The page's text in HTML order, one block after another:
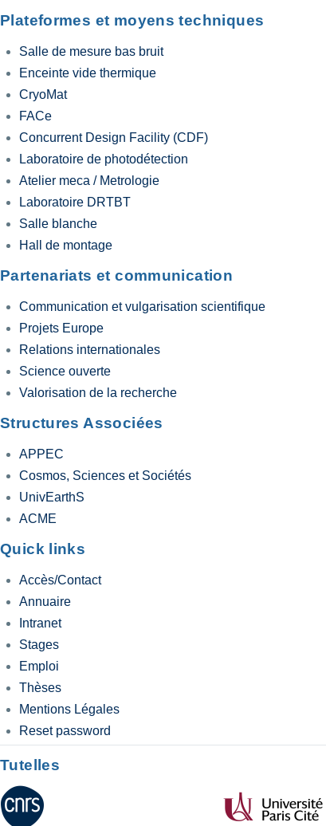
Plateformes et moyens techniques
Salle de mesure bas bruit
Enceinte vide thermique
CryoMat
FACe
Concurrent Design Facility (CDF)
Laboratoire de photodétection
Atelier meca / Metrologie
Laboratoire DRTBT
Salle blanche
Hall de montage
Partenariats et communication
Communication et vulgarisation scientifique
Projets Europe
Relations internationales
Science ouverte
Valorisation de la recherche
Structures Associées
APPEC
Cosmos, Sciences et Sociétés
UnivEarthS
ACME
Quick links
Accès/Contact
Annuaire
Intranet
Stages
Emploi
Thèses
Mentions Légales
Reset password
Tutelles